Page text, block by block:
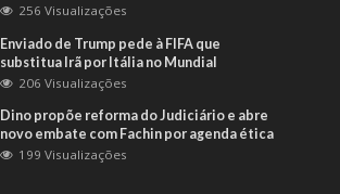
256 Visualizações
Enviado de Trump pede à FIFA que
substitua Irã por Itália no Mundial
206 Visualizações
Dino propõe reforma do Judiciário e abre
novo embate com Fachin por agenda ética
199 Visualizações